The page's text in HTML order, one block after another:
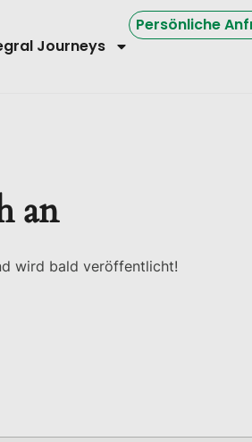
Journeys
Persönliche
an
wird bald veröffentlicht!